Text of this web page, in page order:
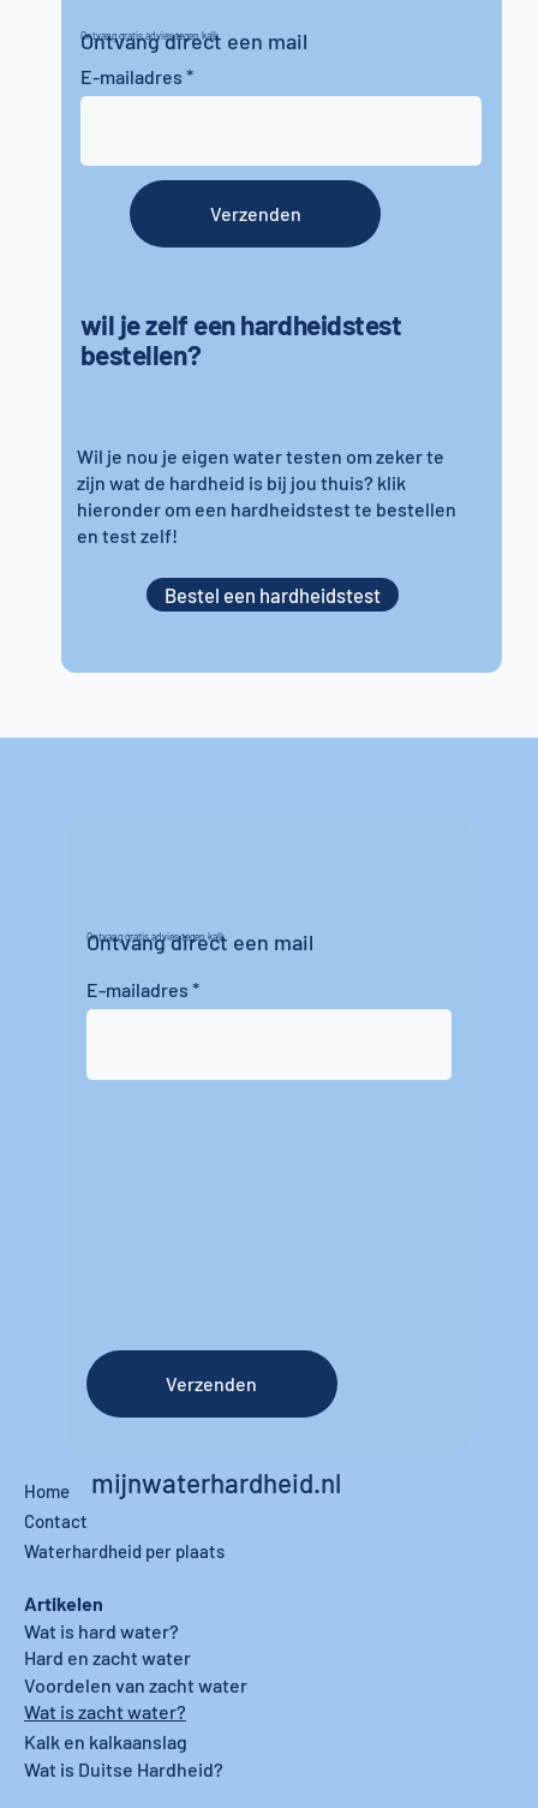
Ontvang gratis advies tegen kalk
Ontvang direct een mail
wil je zelf een hardheidstest
bestellen?
E-mailadres
Wil je nou je eigen water testen om zeker te
zijn wat de hardheid is bij jou thuis? klik
hieronder om een hardheidstest te bestellen
en test zelf!
Verzenden
Bestel een hardheidstest
Ontvang gratis advies tegen kalk
Ontvang direct een mail
E-mailadres
Verzenden
mijnwaterhardheid.nl
Home
Contact
Waterhardheid per plaats
Artikelen
Wat is hard water?
Hard en zacht water
Wat is zacht water?
Voordelen van zacht water
Kalk en kalkaanslag
Wat is Duitse Hardheid?